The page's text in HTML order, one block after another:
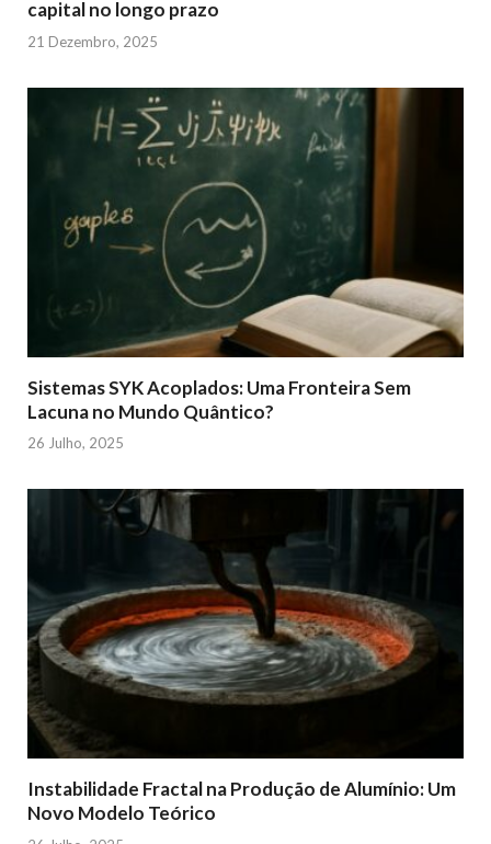
capital no longo prazo
21 Dezembro, 2025
Sistemas SYK Acoplados: Uma Fronteira Sem
Lacuna no Mundo Quântico?
26 Julho, 2025
Instabilidade Fractal na Produção de Alumínio: Um
Novo Modelo Teórico